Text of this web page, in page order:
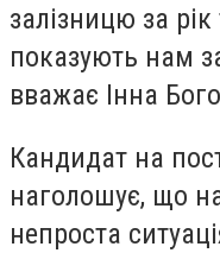
залізницю за
показують нам
вважає Інна
Кандидат на
наголошує, що
непроста